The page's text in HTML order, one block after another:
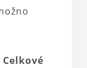
Celkové